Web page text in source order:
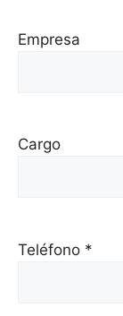
Empresa
Cargo
Teléfono *